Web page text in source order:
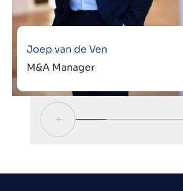
Joep van de Ven
M&A Manager